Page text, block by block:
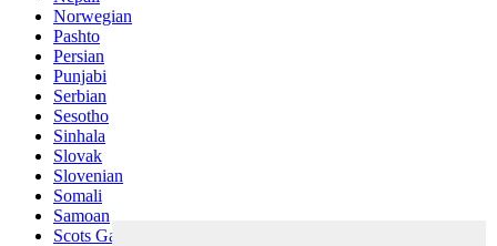
Norwegian
Pashto
Persian
Punjabi
Serbian
Sesotho
Sinhala
Slovak
Slovenian
Somali
Samoan
Scots Gaelic